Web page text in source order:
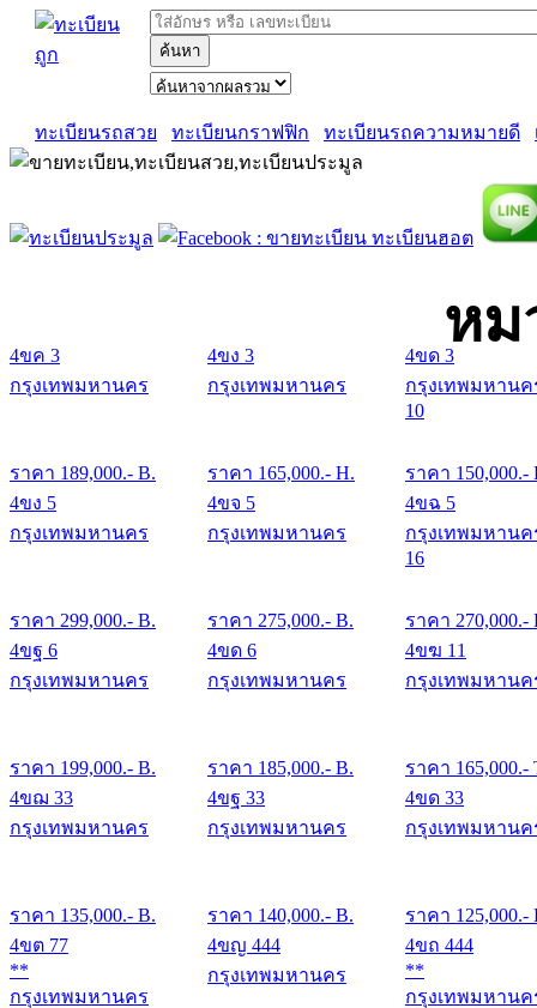
ค้นหา
ทะเบียนรถสวย ทะเบียนกราฟฟิก ทะเบียนรถความหมายดี
หม
4ขค 3
กรุงเทพมหานคร
ราคา 189,000.- B.
4ขง 3
กรุงเทพมหานคร
ราคา 165,000.- H.
4ขด 3
กรุงเทพมหานค
10
ราคา 150,000.-
4ขง 5
กรุงเทพมหานคร
ราคา 299,000.- B.
4ขจ 5
กรุงเทพมหานคร
ราคา 275,000.- B.
4ขฉ 5
กรุงเทพมหานค
16
ราคา 270,000.-
4ขฐ 6
กรุงเทพมหานคร
ราคา 199,000.- B.
4ขด 6
กรุงเทพมหานคร
ราคา 185,000.- B.
4ขฆ 11
กรุงเทพมหานค
ราคา 165,000.-
4ขฌ 33
กรุงเทพมหานคร
ราคา 135,000.- B.
4ขฐ 33
กรุงเทพมหานคร
ราคา 140,000.- B.
4ขด 33
กรุงเทพมหานค
ราคา 125,000.-
4ขต 77
**
กรุงเทพมหานคร
4ขญ 444
กรุงเทพมหานคร
4ขถ 444
**
กรุงเทพมหานค